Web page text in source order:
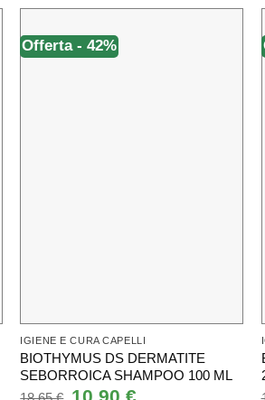
Offerta - 42%
IGIENE E CURA CAPELLI
BIOTHYMUS DS DERMATITE
SEBORROICA SHAMPOO 100 ML
Il
Il